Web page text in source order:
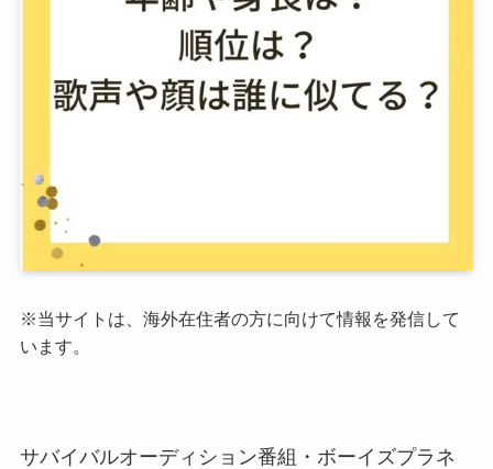
※当サイトは、海外在住者の方に向けて情報を発信して
います。
サバイバルオーディション番組・ボーイズプラネ